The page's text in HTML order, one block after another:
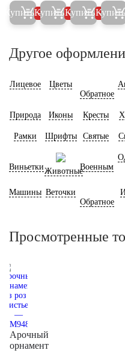
Купить 5%
Купить 5%
Купить 5%
Купить
Другое
Лицевое
Цветы
Обратное
Природа Иконы Кресты
Рамки Шрифты Святые
ВиньеткиЖивотныеВоенным
Машины Веточки
Обратное
Просмотренные
Арочный
орнамент